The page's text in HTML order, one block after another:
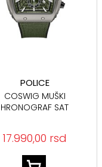
POLICE
COSWIG MUŠKI
HRONOGRAF SAT
NARUKVICA
17.990,00 rsd